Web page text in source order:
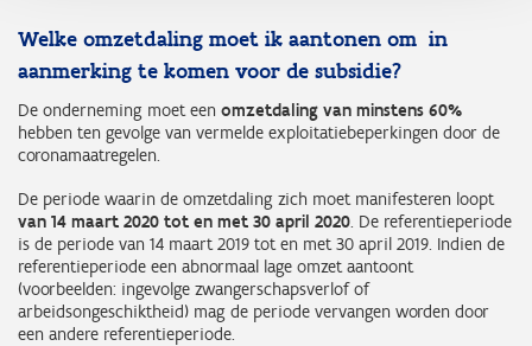
Welke omzetdaling moet ik aantonen om in
aanmerking te komen voor de subsidie?
De onderneming moet een omzetdaling van minstens 60%
hebben ten gevolge van vermelde exploitatiebeperkingen door de
coronamaatregelen.
De periode waarin de omzetdaling zich moet manifesteren loopt
van 14 maart 2020 tot en met 30 april 2020. De referentieperiode
is de periode van 14 maart 2019 tot en met 30 april 2019. Indien de
referentieperiode een abnormaal lage omzet aantoont
(voorbeelden: ingevolge zwangerschapsverlof of
arbeidsongeschiktheid) mag de periode vervangen worden door
een andere referentieperiode.